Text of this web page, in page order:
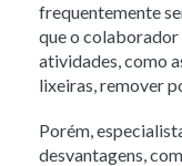
frequentemente
que o colaborador
atividades, como
lixeiras, remover
Porém,
desvantagens,